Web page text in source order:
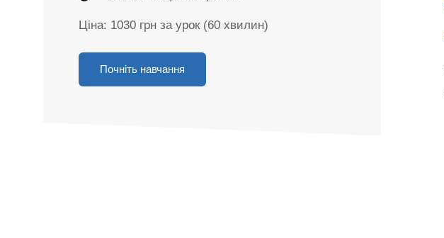
Ціна: 1030 грн за урок (60 хвилин)
Почніть навчання